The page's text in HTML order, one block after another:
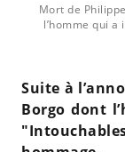
Mort de
l’homme qui
Suite à
Borgo dont